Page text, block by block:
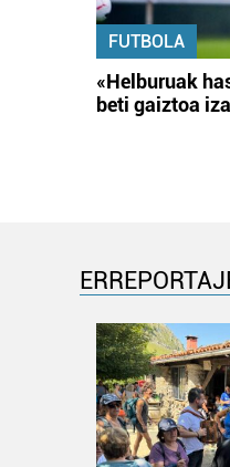
FUTBOLA
«Helburuak
beti gaiztoa